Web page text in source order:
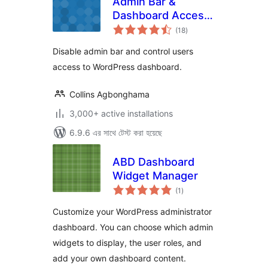
Dashboard Access
Control
(18total
ratings
)
Disable admin bar and control users
access to WordPress dashboard.
Collins Agbonghama
3,000+ active installations
6.9.6 এর সাথে টেস্ট করা হয়েছে
ABD Dashboard
Widget Manager
(1 total
ratings
)
Customize your WordPress administrator
dashboard. You can choose which admin
widgets to display, the user roles, and
add your own dashboard content.